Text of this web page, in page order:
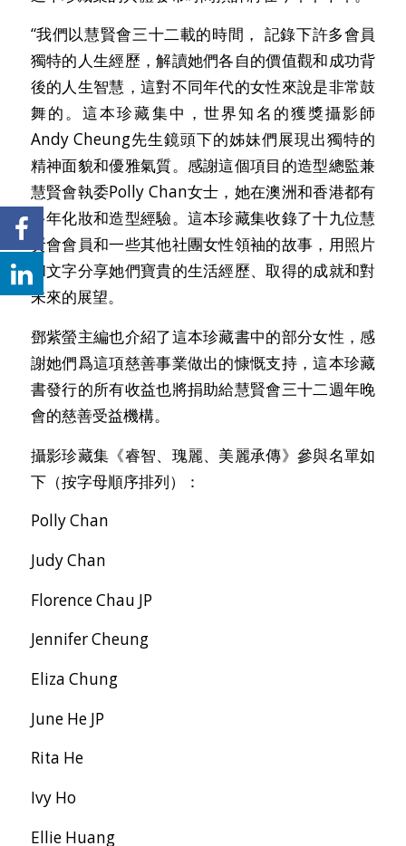
“我們以慧賢會三十二載的時間， 記錄下許多會員
獨特的人生經歷，解讀她們各自的價值觀和成功背
後的人生智慧，這對不同年代的女性來說是非常鼓
舞的。這本珍藏集中，世界知名的獲獎攝影師
Andy Cheung先生鏡頭下的姊妹們展現出獨特的
精神面貌和優雅氣質。感謝這個項目的造型總監兼
慧賢會執委Polly Chan女士，她在澳洲和香港都有
多年化妝和造型經驗。這本珍藏集收錄了十九位慧
賢會會員和一些其他社團女性領袖的故事，用照片
和文字分享她們寶貴的生活經歷、取得的成就和對
未來的展望。
鄧紫螢主編也介紹了這本珍藏書中的部分女性，感
謝她們爲這項慈善事業做出的慷慨支持，這本珍藏
書發行的所有收益也將捐助給慧賢會三十二週年晚
會的慈善受益機構。
攝影珍藏集《睿智、瑰麗、美麗承傳》參與名單如
下（按字母順序排列）：
Polly Chan
Judy Chan
Florence Chau JP
Jennifer Cheung
Eliza Chung
June He JP
Rita He
Ivy Ho
Ellie Huang